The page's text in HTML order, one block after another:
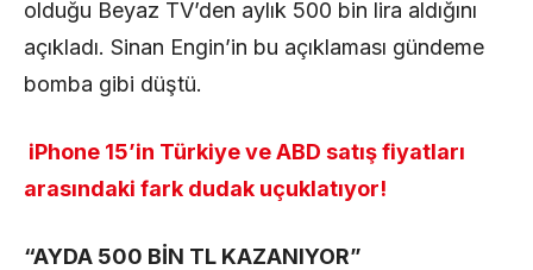
olduğu Beyaz TV’den aylık 500 bin lira aldığını
açıkladı. Sinan Engin’in bu açıklaması gündeme
bomba gibi düştü.
iPhone 15’in Türkiye ve ABD satış fiyatları
arasındaki fark dudak uçuklatıyor!
“AYDA 500 BİN TL KAZANIYOR”